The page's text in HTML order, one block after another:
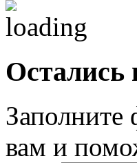
Остались
Заполните
вам и